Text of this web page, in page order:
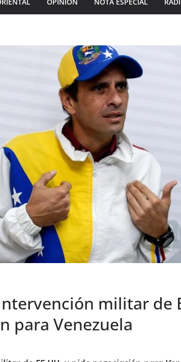
militar de
para Venezuela